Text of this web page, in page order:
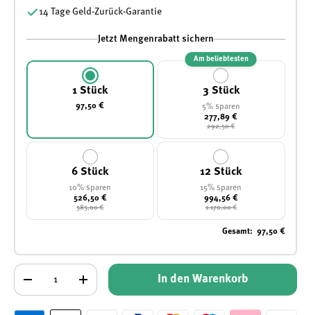
14 Tage Geld-Zurück-Garantie
Jetzt Mengenrabatt sichern
1 Stück
97,50 €
3 Stück
5% sparen
Am beliebtesten
277,89 €
292,50 €
6 Stück
10% sparen
526,50 €
585,00 €
12 Stück
15% sparen
994,56 €
1.170,00 €
Gesamt: 97,50 €
Anzahl
+ In den Warenkorb